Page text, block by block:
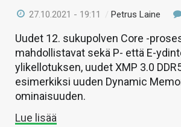
27.10.2021 - 19:11 /Petrus Laine
Uudet 12. sukupolven Core -
mahdollistavat sekä P- että E-
ylikellotuksen, uudet XMP 3.0
esimerkiksi uuden Dynamic
ominaisuuden.
Lue lisää